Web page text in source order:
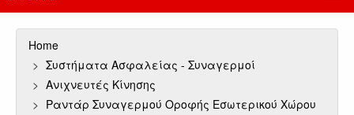
Home
Συστήματα Ασφαλείας - Συναγερμοί
Ανιχνευτές Κίνησης
Ραντάρ Συναγερμού Οροφής Εσωτερικού Χώρου